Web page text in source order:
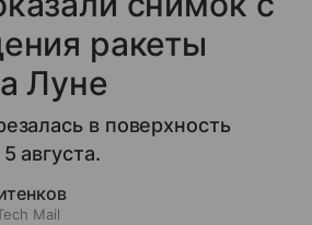
ракеты
Луне
в поверхность
августа.
Mail